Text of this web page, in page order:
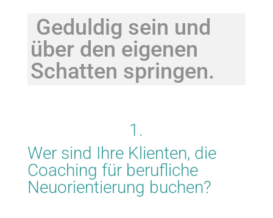
Geduldig sein und
über den eigenen
Schatten springen.
1.
Wer sind Ihre Klienten, die
Coaching für berufliche
Neuorientierung buchen?